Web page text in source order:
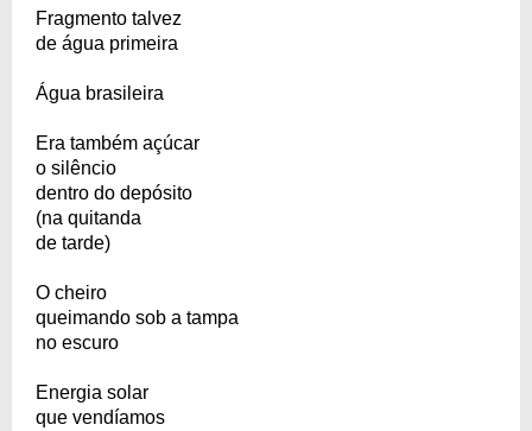
Fragmento talvez
de água primeira
Água brasileira
Era também açúcar
o silêncio
dentro do depósito
(na quitanda
de tarde)
O cheiro
queimando sob a tampa
no escuro
Energia solar
que vendíamos